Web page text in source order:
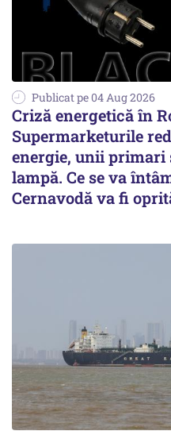
Publicat pe 04 Aug 2026
Criză energetică în
Supermarketurile
energie, unii primari
lampă. Ce se va
Cernavodă va fi